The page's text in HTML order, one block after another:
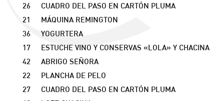
26
CUADRO DEL PASO EN CARTÓN PLUMA
21
MÁQUINA REMINGTON
36
YOGURTERA
17
ESTUCHE VINO Y CONSERVAS «LOLA» Y CHACINA
42
ABRIGO SEÑORA
22
PLANCHA DE PELO
27
CUADRO DEL PASO EN CARTÓN PLUMA